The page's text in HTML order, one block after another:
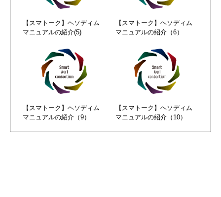
【スマトーク】ヘソディム
マニュアルの紹介(5)
【スマトーク】ヘソディム
マニュアルの紹介（6）
【スマトーク】ヘソディム
マニュアルの紹介（9）
【スマトーク】ヘソディム
マニュアルの紹介（10）